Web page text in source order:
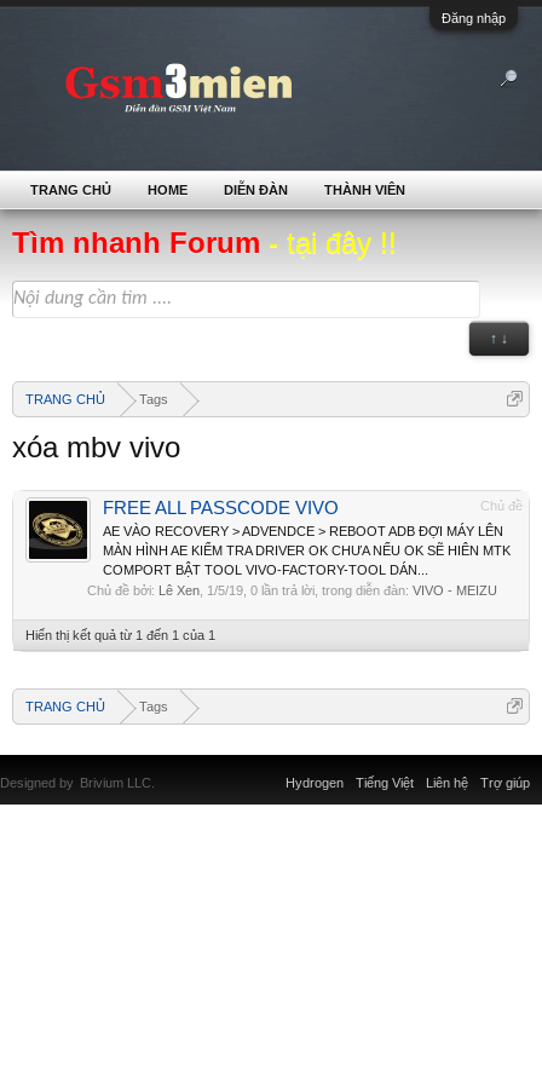
Đăng nhập
Tìm nhanh Forum - tại đây !!
↑ ↓
TRANG CHỦ Tags
xóa mbv vivo
Chủ đề
FREE ALL PASSCODE VIVO
AE VÀO RECOVERY > ADVENDCE > REBOOT ADB ĐỢI MÁY LÊN
MÀN HÌNH AE KIỂM TRA DRIVER OK CHƯA NẾU OK SẼ HIÊN MTK
COMPORT BẬT TOOL VIVO-FACTORY-TOOL DÁN...
Chủ đề bởi: Lê Xen 1/5/19 , 0 lần trả lời, trong diễn đàn: VIVO - MEIZU
Hiển thị kết quả từ 1 đến 1 của 1
TRANG CHỦ Tags
TRANG CHỦ HOME DIỄN ĐÀN THÀNH VIÊN
Liên hệ Trợ giúp
Hydrogen Tiếng Việt
Designed by Brivium LLC.